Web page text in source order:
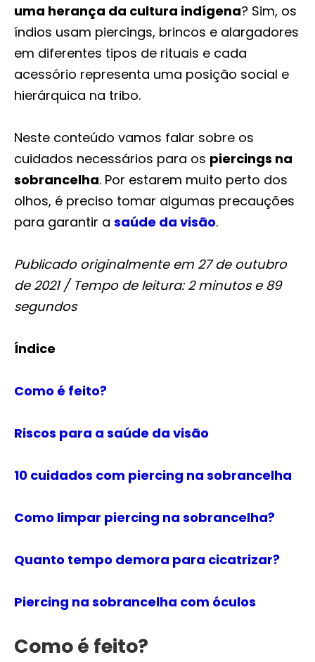
uma herança da cultura indígena? Sim, os
índios usam piercings, brincos e alargadores
em diferentes tipos de rituais e cada
acessório representa uma posição social e
hierárquica na tribo.
Neste conteúdo vamos falar sobre os
cuidados necessários para os piercings na
sobrancelha. Por estarem muito perto dos
olhos, é preciso tomar algumas precauções
para garantir a saúde da visão.
Publicado originalmente em 27 de outubro
de 2021 / Tempo de leitura: 2 minutos e 89
segundos
Índice
Como é feito?
Riscos para a saúde da visão
10 cuidados com piercing na sobrancelha
Como limpar piercing na sobrancelha?
Quanto tempo demora para cicatrizar?
Piercing na sobrancelha com óculos
Como é feito?